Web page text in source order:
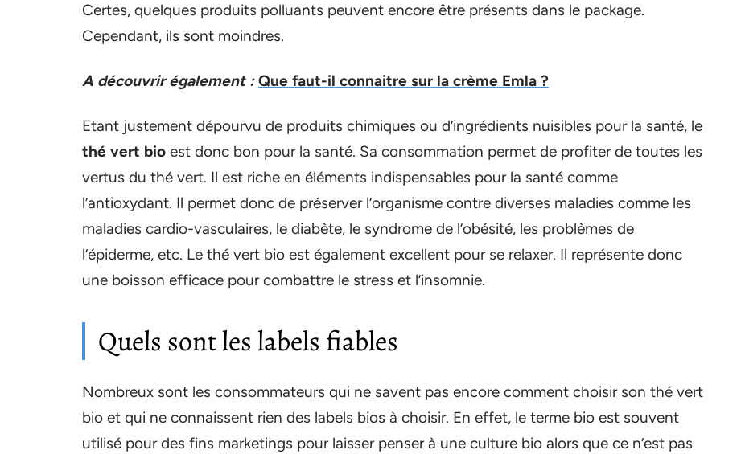
Certes, quelques produits polluants peuvent encore être présents dans le package.
Cependant, ils sont moindres.
A découvrir également : Que faut-il connaitre sur la crème Emla ?
Etant justement dépourvu de produits chimiques ou d’ingrédients nuisibles pour la santé, le
thé vert bio est donc bon pour la santé. Sa consommation permet de profiter de toutes les
vertus du thé vert. Il est riche en éléments indispensables pour la santé comme
l’antioxydant. Il permet donc de préserver l’organisme contre diverses maladies comme les
maladies cardio-vasculaires, le diabète, le syndrome de l’obésité, les problèmes de
l’épiderme, etc. Le thé vert bio est également excellent pour se relaxer. Il représente donc
une boisson efficace pour combattre le stress et l’insomnie.
Quels sont les labels fiables
Nombreux sont les consommateurs qui ne savent pas encore comment choisir son thé vert
bio et qui ne connaissent rien des labels bios à choisir. En effet, le terme bio est souvent
utilisé pour des fins marketings pour laisser penser à une culture bio alors que ce n’est pas